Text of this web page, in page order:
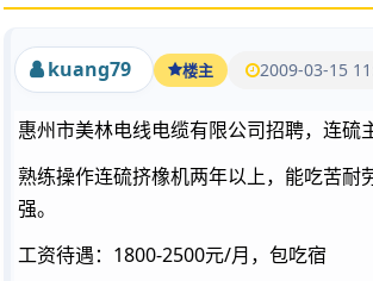
kuang79 楼主 2009-03-15
惠州市美林电线电缆有限公司招聘，连硫
熟练操作连硫挤橡机两年以上，能吃苦耐
强。
工资待遇：1800-2500元/月，包吃宿